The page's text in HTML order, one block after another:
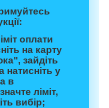
оплати
на карту
зайдіть
натисніть у
в
ліміт,
вибір;